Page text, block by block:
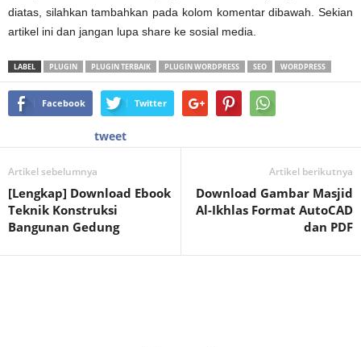
diatas, silahkan tambahkan pada kolom komentar dibawah. Sekian
artikel ini dan jangan lupa share ke sosial media.
LABEL PLUGIN PLUGIN TERBAIK PLUGIN WORDPRESS SEO WORDPRESS
Facebook Twitter
tweet
Artikel sebelumnya
[Lengkap] Download Ebook
Teknik Konstruksi
Bangunan Gedung
Artikel berikutnya
Download Gambar Masjid
Al-Ikhlas Format AutoCAD
dan PDF